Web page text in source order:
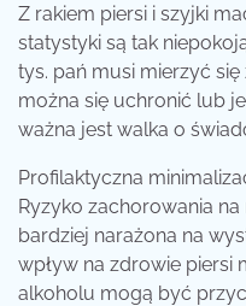
Z rakiem piersi i szyjki
statystyki są tak
tys. pań musi mierzyć
można się uchronić lub
ważna jest walka o
Profilaktyczna
Ryzyko zachorowania
bardziej narażona na
wpływ na zdrowie piersi
alkoholu mogą być